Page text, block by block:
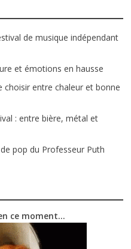
de musique indépendant
et émotions en hausse
choisir entre chaleur et bonne
: entre bière, métal et
pop du Professeur Puth
ce moment…